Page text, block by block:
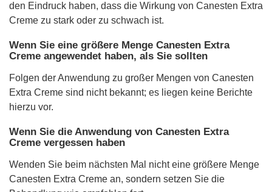
den Eindruck haben, dass die Wirkung von Canesten Extra
Creme zu stark oder zu schwach ist.
Wenn Sie eine größere Menge Canesten Extra
Creme angewendet haben, als Sie sollten
Folgen der Anwendung zu großer Mengen von Canesten
Extra Creme sind nicht bekannt; es liegen keine Berichte
hierzu vor.
Wenn Sie die Anwendung von Canesten Extra
Creme vergessen haben
Wenden Sie beim nächsten Mal nicht eine größere Menge
Canesten Extra Creme an, sondern setzen Sie die